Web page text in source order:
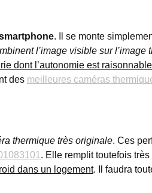
. Il se monte
l’image visible sur l’image
dont l’autonomie est raisonnable
des meilleures caméras
thermique très originale. Ces
. Elle remplit toutefois
dans un logement. Il faudra